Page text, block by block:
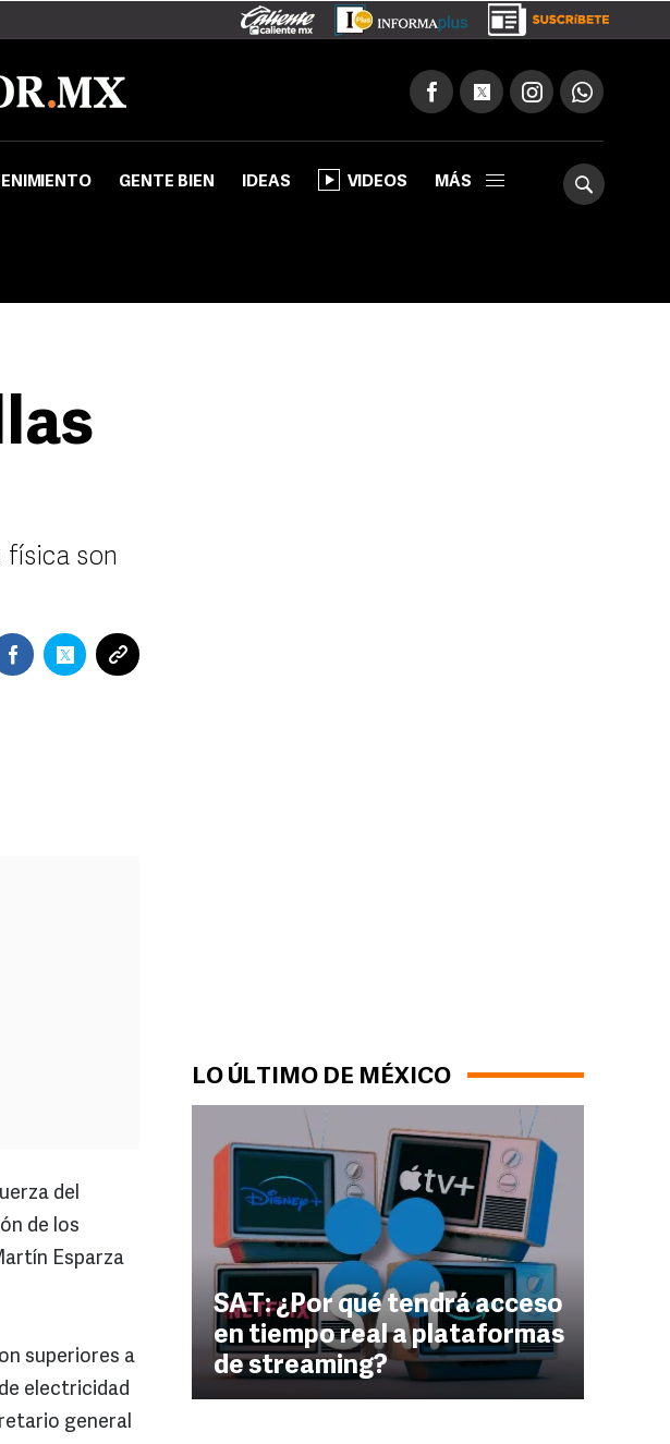
GENTE BIEN IDEAS VIDEOS MÁS
LO ÚLTIMO DE MÉXICO
SAT: ¿Por qué tendrá acceso
en tiempo real a plataformas
de streaming?
física son
del
de los
Esparza
superiores a
electricidad
general